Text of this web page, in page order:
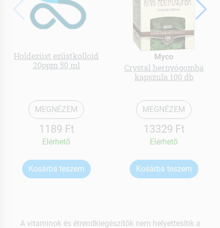
Holdezüst ezüstkolloid
20ppm 50 ml
MEGNÉZEM
1189 Ft
Elérhetõ
Kosárba teszem
Myco
Crystal hernyógomba
kapszula 100 db
MEGNÉZEM
13329 Ft
Elérhetõ
Kosárba teszem
A vitaminok és étrendkiegészítők nem helyettesítik a